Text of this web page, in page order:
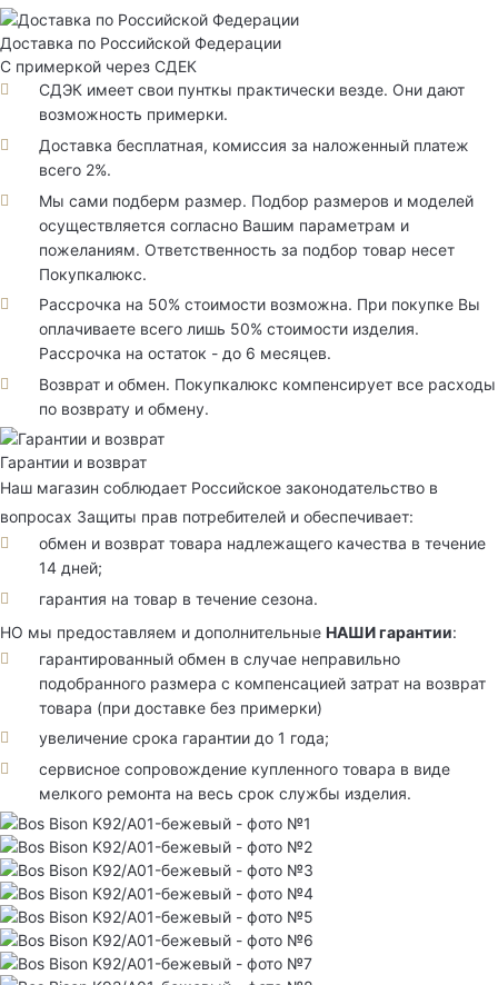
Доставка по Российской Федерации
С примеркой через СДЕК
СДЭК имеет свои пунткы практически везде. Они дают
возможность примерки.
Доставка бесплатная, комиссия за наложенный платеж
всего 2%.
Мы сами подберм размер. Подбор размеров и моделей
осуществляется согласно Вашим параметрам и
пожеланиям. Ответственность за подбор товар несет
Покупкалюкс.
Рассрочка на 50% стоимости возможна. При покупке Вы
оплачиваете всего лишь 50% стоимости изделия.
Рассрочка на остаток - до 6 месяцев.
Возврат и обмен. Покупкалюкс компенсирует все расходы
по возврату и обмену.
Гарантии и возврат
Наш магазин соблюдает Российское законодательство в
вопросах Защиты прав потребителей и обеспечивает:
обмен и возврат товара надлежащего качества в течение
14 дней;
гарантия на товар в течение сезона.
НО мы предоставляем и дополнительные НАШИ гарантии:
гарантированный обмен в случае неправильно
подобранного размера с компенсацией затрат на возврат
товара (при доставке без примерки)
увеличение срока гарантии до 1 года;
сервисное сопровождение купленного товара в виде
мелкого ремонта на весь срок службы изделия.